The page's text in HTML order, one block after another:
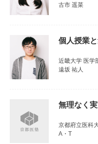
古市 遥菜
個人授業
近畿大学 医学
遠坂 祐人
無理なく
京都府立医科
A・T